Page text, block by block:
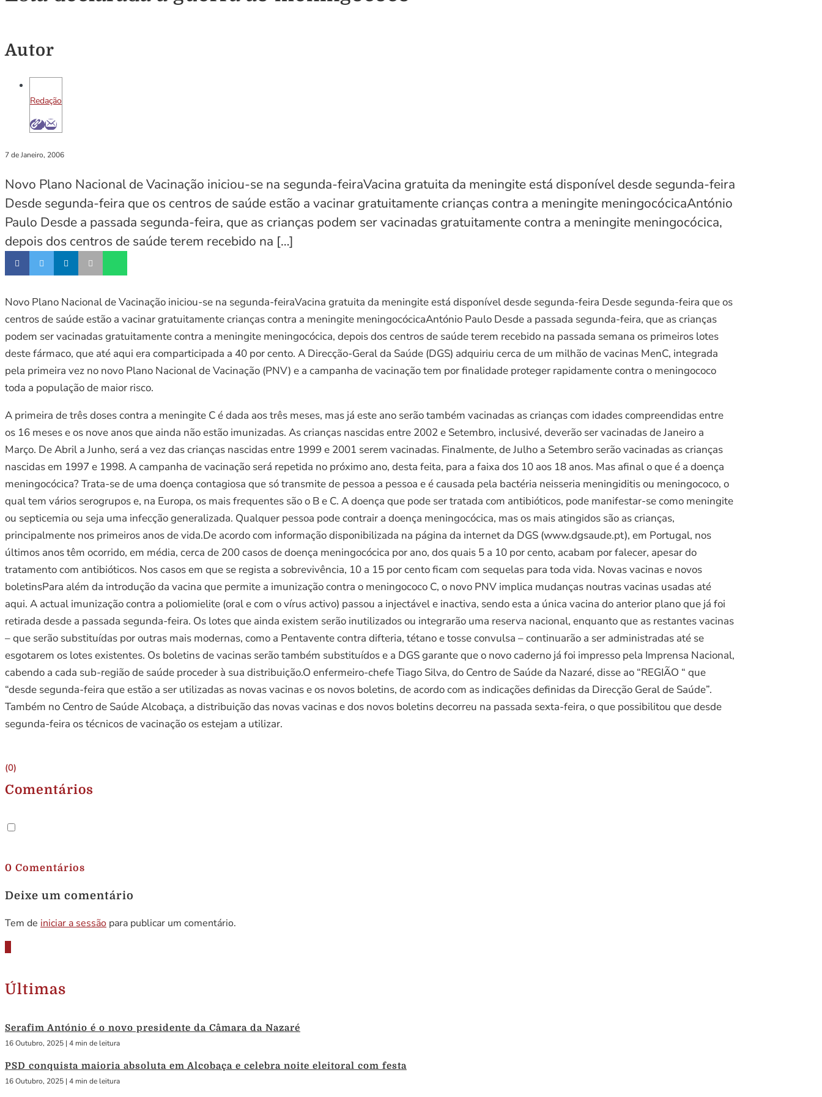
Autor
Redação
7 de Janeiro, 2006
Novo Plano Nacional de Vacinação iniciou-se na segunda-feiraVacina gratuita da meningite está disponível desde segunda-feira
Desde segunda-feira que os centros de saúde estão a vacinar gratuitamente crianças contra a meningite meningocócicaAntónio
Paulo Desde a passada segunda-feira, que as crianças podem ser vacinadas gratuitamente contra a meningite meningocócica,
depois dos centros de saúde terem recebido na […]
Novo Plano Nacional de Vacinação iniciou-se na segunda-feiraVacina gratuita da meningite está disponível desde segunda-feira Desde segunda-feira que os
centros de saúde estão a vacinar gratuitamente crianças contra a meningite meningocócicaAntónio Paulo Desde a passada segunda-feira, que as crianças
podem ser vacinadas gratuitamente contra a meningite meningocócica, depois dos centros de saúde terem recebido na passada semana os primeiros lotes
deste fármaco, que até aqui era comparticipada a 40 por cento. A Direcção-Geral da Saúde (DGS) adquiriu cerca de um milhão de vacinas MenC, integrada
pela primeira vez no novo Plano Nacional de Vacinação (PNV) e a campanha de vacinação tem por finalidade proteger rapidamente contra o meningococo
toda a população de maior risco.
A primeira de três doses contra a meningite C é dada aos três meses, mas já este ano serão também vacinadas as crianças com idades compreendidas entre
os 16 meses e os nove anos que ainda não estão imunizadas. As crianças nascidas entre 2002 e Setembro, inclusivé, deverão ser vacinadas de Janeiro a
Março. De Abril a Junho, será a vez das crianças nascidas entre 1999 e 2001 serem vacinadas. Finalmente, de Julho a Setembro serão vacinadas as crianças
nascidas em 1997 e 1998. A campanha de vacinação será repetida no próximo ano, desta feita, para a faixa dos 10 aos 18 anos. Mas afinal o que é a doença
meningocócica? Trata-se de uma doença contagiosa que só transmite de pessoa a pessoa e é causada pela bactéria neisseria meningiditis ou meningococo, o
qual tem vários serogrupos e, na Europa, os mais frequentes são o B e C. A doença que pode ser tratada com antibióticos, pode manifestar-se como meningite
ou septicemia ou seja uma infecção generalizada. Qualquer pessoa pode contrair a doença meningocócica, mas os mais atingidos são as crianças,
principalmente nos primeiros anos de vida.De acordo com informação disponibilizada na página da internet da DGS (www.dgsaude.pt), em Portugal, nos
últimos anos têm ocorrido, em média, cerca de 200 casos de doença meningocócica por ano, dos quais 5 a 10 por cento, acabam por falecer, apesar do
tratamento com antibióticos. Nos casos em que se regista a sobrevivência, 10 a 15 por cento ficam com sequelas para toda vida. Novas vacinas e novos
boletinsPara além da introdução da vacina que permite a imunização contra o meningococo C, o novo PNV implica mudanças noutras vacinas usadas até
aqui. A actual imunização contra a poliomielite (oral e com o vírus activo) passou a injectável e inactiva, sendo esta a única vacina do anterior plano que já foi
retirada desde a passada segunda-feira. Os lotes que ainda existem serão inutilizados ou integrarão uma reserva nacional, enquanto que as restantes vacinas
– que serão substituídas por outras mais modernas, como a Pentavente contra difteria, tétano e tosse convulsa – continuarão a ser administradas até se
esgotarem os lotes existentes. Os boletins de vacinas serão também substituídos e a DGS garante que o novo caderno já foi impresso pela Imprensa Nacional,
cabendo a cada sub-região de saúde proceder à sua distribuição.O enfermeiro-chefe Tiago Silva, do Centro de Saúde da Nazaré, disse ao “REGIÃO “ que
“desde segunda-feira que estão a ser utilizadas as novas vacinas e os novos boletins, de acordo com as indicações definidas da Direcção Geral de Saúde”.
Também no Centro de Saúde Alcobaça, a distribuição das novas vacinas e dos novos boletins decorreu na passada sexta-feira, o que possibilitou que desde
segunda-feira os técnicos de vacinação os estejam a utilizar.
(0)
Comentários
0 Comentários
Deixe um comentário
Tem de iniciar a sessão para publicar um comentário.
Últimas
Serafim António é o novo presidente da Câmara da Nazaré
16 Outubro, 2025 | 4 min de leitura
PSD conquista maioria absoluta em Alcobaça e celebra noite eleitoral com festa
16 Outubro, 2025 | 4 min de leitura